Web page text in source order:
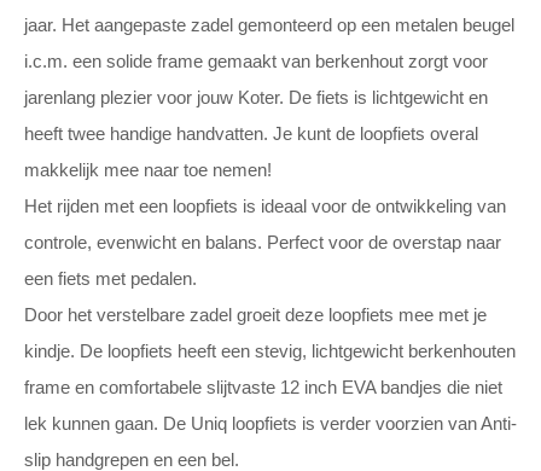
jaar. Het aangepaste zadel gemonteerd op een metalen beugel
i.c.m. een solide frame gemaakt van berkenhout zorgt voor
jarenlang plezier voor jouw Koter. De fiets is lichtgewicht en
heeft twee handige handvatten. Je kunt de loopfiets overal
makkelijk mee naar toe nemen!
Het rijden met een loopfiets is ideaal voor de ontwikkeling van
controle, evenwicht en balans. Perfect voor de overstap naar
een fiets met pedalen.
Door het verstelbare zadel groeit deze loopfiets mee met je
kindje. De loopfiets heeft een stevig, lichtgewicht berkenhouten
frame en comfortabele slijtvaste 12 inch EVA bandjes die niet
lek kunnen gaan. De Uniq loopfiets is verder voorzien van Anti-
slip handgrepen en een bel.